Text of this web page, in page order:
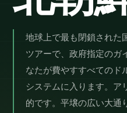
地球上で最も閉鎖された
ツアーで、政府指定のガ
なたが費やすすべてのド
システムに入ります。ア
的です。平壌の広い大通